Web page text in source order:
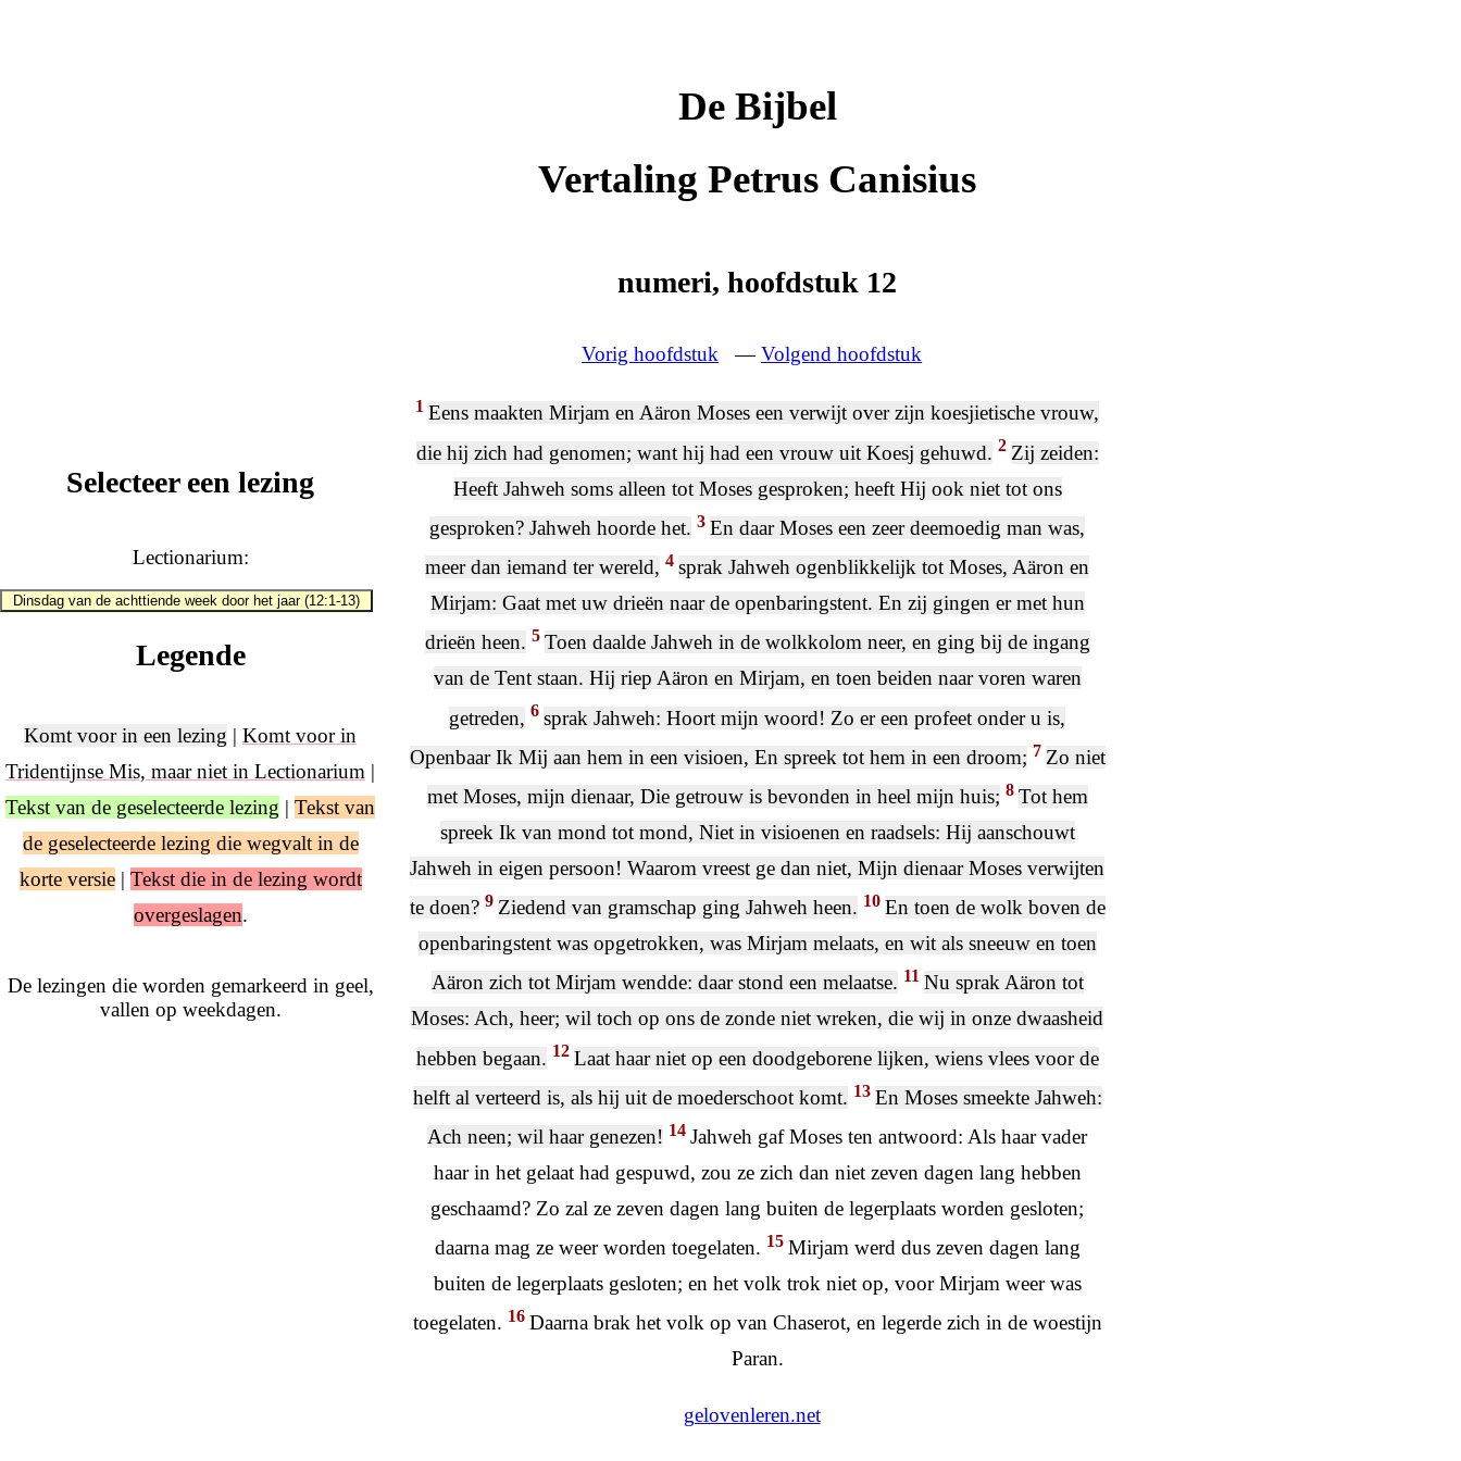
Selecteer een lezing
Lectionarium:
Dinsdag van de achttiende week door het jaar (12:1-13)
Legende
Komt voor in een lezing | Komt voor in
Tridentijnse Mis, maar niet in Lectionarium |
Tekst van de geselecteerde lezing | Tekst van
de geselecteerde lezing die wegvalt in de
korte versie| Tekst die in de lezing wordt
overgeslagen.
De lezingen die worden gemarkeerd in geel,
vallen op weekdagen.
De Bijbel
Vertaling Petrus Canisius
numeri, hoofdstuk 12
Vorig hoofdstuk —Volgend hoofdstuk
1Eens maakten Mirjam en Aäron Moses een verwijt over zijn koesjietische vrouw,
die hij zich had genomen; want hij had een vrouw uit Koesj gehuwd. 2 Zij zeiden:
Heeft Jahweh soms alleen tot Moses gesproken; heeft Hij ook niet tot ons
gesproken? Jahweh hoorde het. 3En daar Moses een zeer deemoedig man was,
meer dan iemand ter wereld, 4 sprak Jahweh ogenblikkelijk tot Moses, Aäron en
Mirjam: Gaat met uw drieën naar de openbaringstent. En zij gingen er met hun
drieën heen. 5 Toen daalde Jahweh in de wolkkolom neer, en ging bij de ingang
van de Tent staan. Hij riep Aäron en Mirjam, en toen beiden naar voren waren
getreden, 6 sprak Jahweh: Hoort mijn woord! Zo er een profeet onder u is,
Openbaar Ik Mij aan hem in een visioen, En spreek tot hem in een droom; 7 Zo niet
met Moses, mijn dienaar, Die getrouw is bevonden in heel mijn huis; 8 Tot hem
spreek Ik van mond tot mond, Niet in visioenen en raadsels: Hij aanschouwt
Jahweh in eigen persoon! Waarom vreest ge dan niet, Mijn dienaar Moses verwijten
te doen? 9 Ziedend van gramschap ging Jahweh heen. 10 En toen de wolk boven de
openbaringstent was opgetrokken, was Mirjam melaats, en wit als sneeuw en toen
Aäron zich tot Mirjam wendde: daar stond een melaatse. 11 Nu sprak Aäron tot
Moses: Ach, heer; wil toch op ons de zonde niet wreken, die wij in onze dwaasheid
hebben begaan. 12 Laat haar niet op een doodgeborene lijken, wiens vlees voor de
helft al verteerd is, als hij uit de moederschoot komt. 13 En Moses smeekte Jahweh:
Ach neen; wil haar genezen! 14 Jahweh gaf Moses ten antwoord: Als haar vader
haar in het gelaat had gespuwd, zou ze zich dan niet zeven dagen lang hebben
geschaamd? Zo zal ze zeven dagen lang buiten de legerplaats worden gesloten;
daarna mag ze weer worden toegelaten. 15 Mirjam werd dus zeven dagen lang
buiten de legerplaats gesloten; en het volk trok niet op, voor Mirjam weer was
toegelaten. 16 Daarna brak het volk op van Chaserot, en legerde zich in de woestijn
Paran.
gelovenleren.net